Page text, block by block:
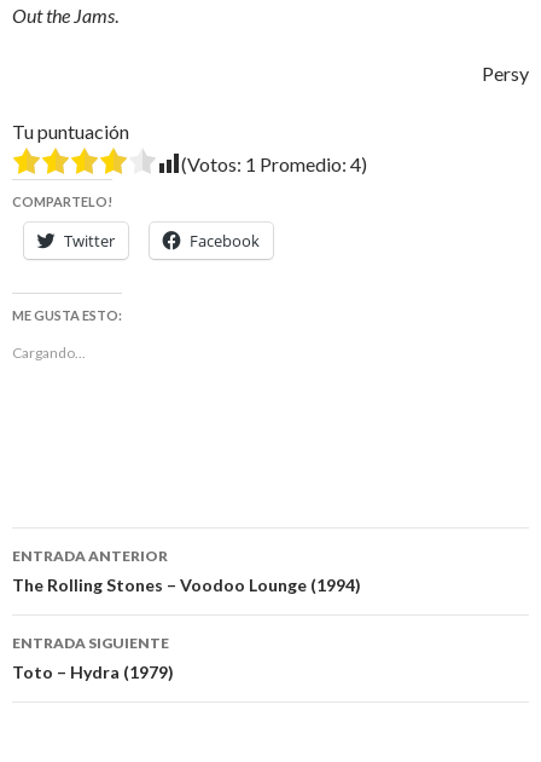
Out the Jams.
Persy
Tu puntuación
(Votos: 1 Promedio: 4)
COMPARTELO!
Twitter Facebook
ME GUSTA ESTO:
Cargando...
Navegación
de
entradas
ENTRADA ANTERIOR
The Rolling Stones – Voodoo Lounge (1994)
ENTRADA SIGUIENTE
Toto – Hydra (1979)